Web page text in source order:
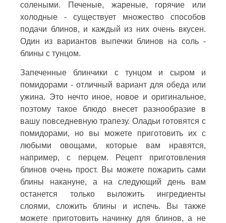
солеными. Печеные, жареные, горячие или
холодные - существует множество способов
подачи блинов, и каждый из них очень вкусен.
Один из вариантов выпечки блинов на соль -
блины с тунцом.
Запеченные блинчики с тунцом и сыром и
помидорами - отличный вариант для обеда или
ужина. Это нечто иное, новое и оригинальное,
поэтому такое блюдо внесет разнообразие в
вашу повседневную трапезу. Оладьи готовятся с
помидорами, но вы можете приготовить их с
любыми овощами, которые вам нравятся,
например, с перцем. Рецепт приготовления
блинов очень прост. Вы можете пожарить сами
блины накануне, а на следующий день вам
останется только выложить ингредиенты
слоями, сложить блины и испечь. Вы также
можете приготовить начинку для блинов, а не